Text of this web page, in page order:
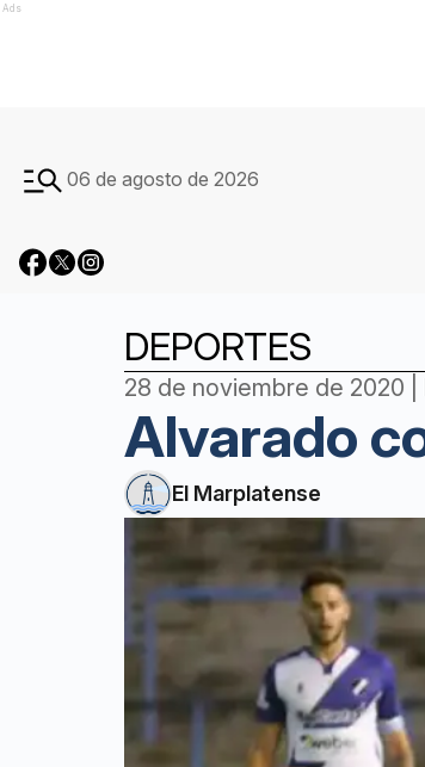
Ads
06 de agosto de 2026
DEPORTES
28 de noviembre de 2020 |
Alvarado
El Marplatense